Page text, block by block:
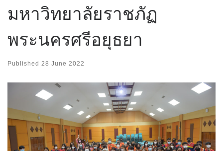
มหาวิทยาลัยราชภัฏ
พระนครศรีอยุธยา
Published 28 June 2022